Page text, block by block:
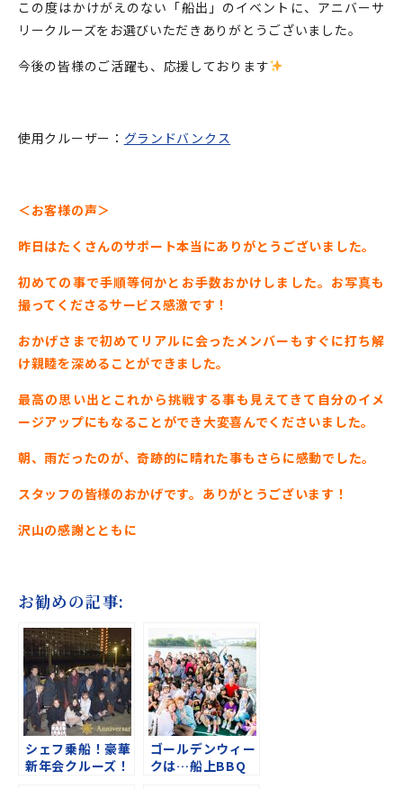
この度はかけがえのない「船出」のイベントに、アニバーサ
リークルーズをお選びいただきありがとうございました。
今後の皆様のご活躍も、応援しております
使用クルーザー： グランドバンクス
＜お客様の声＞
昨日はたくさんのサポート本当にありがとうございました。
初めての事で手順等何かとお手数おかけしました。 お写真も
撮ってくださるサービス感激です！
おかげさまで初めてリアルに会った メンバーもすぐに打ち解
け親睦を深めることができました。
最高の思い出とこれから挑戦する事も見えてきて 自分のイメ
ージアップにもなることができ大変喜んでくださいました。
朝、雨だったのが、奇跡的に晴れた事も さらに感動でした。
スタッフの皆様のおかげです。 ありがとうございます！
沢山の感謝とともに
お勧めの記事:
シェフ乗船！豪華
新年会クルーズ！
ゴールデンウィー
クは…船上BBQ